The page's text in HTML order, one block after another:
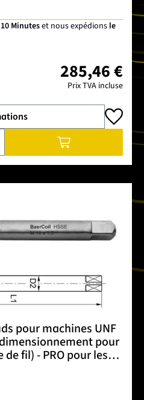
Minuteset nous expédions le
285,46 €
Prix TVA incluse
la quantité souhaitée ou
pour machines UNF
pour
fil) - PRO pour les